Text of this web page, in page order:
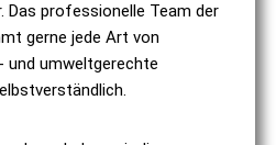
Das professionelle Team der
gerne jede Art von
und umweltgerechte